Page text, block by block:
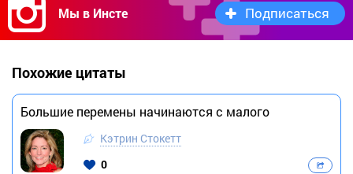
Мы в Инсте Подписаться
Похожие цитаты
Большие перемены начинаются с малого
Кэтрин Стокетт
0